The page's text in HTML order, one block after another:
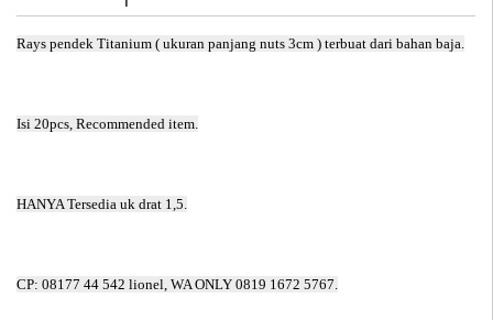
Rays pendek Titanium ( ukuran panjang nuts 3cm ) terbuat dari bahan baja.
Isi 20pcs, Recommended item.
HANYA Tersedia uk drat 1,5.
CP: 08177 44 542 lionel, WA ONLY 0819 1672 5767.